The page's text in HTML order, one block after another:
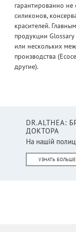
гарантированно
силиконов,
красителей.
продукции
или нескольких
производства
другие).
ДОКТОРА
На нашій
УЗНАТЬ БОЛЬШЕ